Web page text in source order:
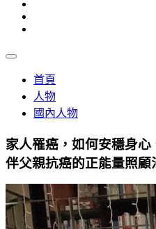
首頁
人物
國內人物
家人罹癌，如何安穩身
伴父親抗癌的正能量照顧